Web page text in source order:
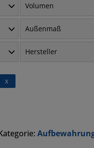
Volumen
Außenmaß
Hersteller
x